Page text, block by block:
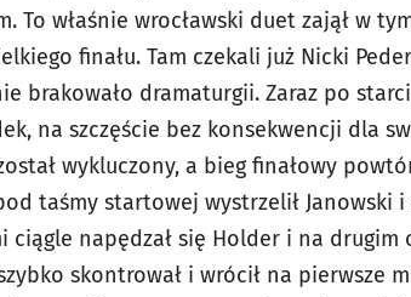
To właśnie wrocławski duet zajął w
finału. Tam czekali już Nicki
brakowało dramaturgii. Zaraz po
na szczęście bez konsekwencji dla
wykluczony, a bieg finałowy
taśmy startowej wystrzelił Janowski
ciągle napędzał się Holder i na drugim
skontrował i wrócił na pierwsze